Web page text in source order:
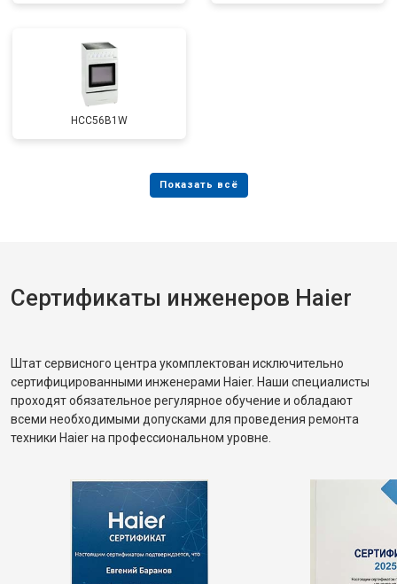
HCC56B1W
Сертификаты инженеров Haier
Штат сервисного центра укомплектован исключительно
сертифицированными инженерами Haier. Наши специалисты
проходят обязательное регулярное обучение и обладают
всеми необходимыми допусками для проведения ремонта
техники Haier на профессиональном уровне.